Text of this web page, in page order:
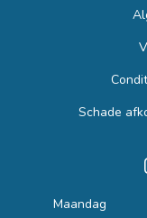
Schade
Maandag